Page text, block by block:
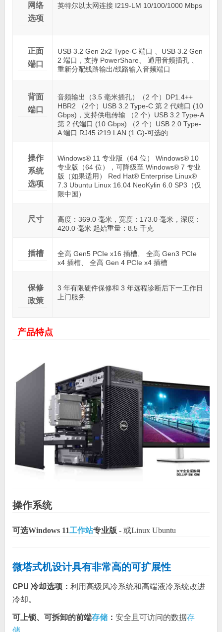
网络
选项
英特尔以太网连接 I219-LM 10/100/1000 Mbps
正面
端口
USB 3.2 Gen 2x2 Type-C 端口 、USB 3.2 Gen
2 端口，支持 PowerShare、 通用音频插孔 、
重新分配线路输出/线路输入音频端口
背面
端口
音频输出（3.5 毫米插孔）（2 个）DP1.4++
HBR2 （2个）USB 3.2 Type-C 第 2 代端口 (10
Gbps)，支持供电传输 （2 个）USB 3.2 Type-A
第 2 代端口 (10 Gbps) （2 个）USB 2.0 Type-
A 端口 RJ45 i219 LAN (1 G)-可选的
操作
系统
选项
Windows® 11 专业版（64 位） Windows® 10
专业版（64 位），可降级至 Windows® 7 专业
版（如果适用） Red Hat® Enterprise Linux®
7.3 Ubuntu Linux 16.04 NeoKylin 6.0 SP3（仅
限中国）
尺寸
高度：369.0 毫米，宽度：173.0 毫米，深度：
420.0 毫米 起始重量：8.5 千克
插槽
全高 Gen5 PCIe x16 插槽、 全高 Gen3 PCIe
x4 插槽、 全高 Gen 4 PCIe x4 插槽
保修
政策
3 年有限硬件保修和 3 年远程诊断后下一工作日
上门服务
产品特点
操作系统
可选Windows 11工作站专业版 - 或Linux Ubuntu
微塔式机设计具有非常高的可扩展性
CPU 冷却选项： 利用高级风冷系统和高端液冷系统改进
冷却。
可上锁、可拆卸的前端存储： 安全且可访问的数据存